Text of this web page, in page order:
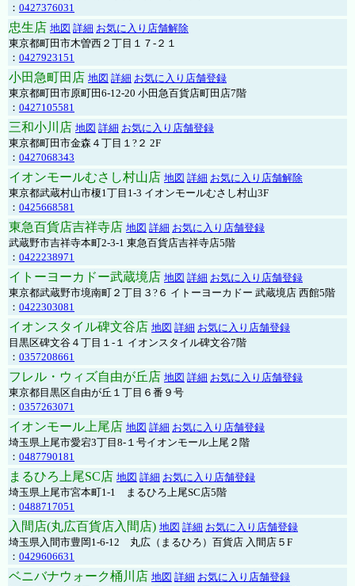
： 0427376031
忠生店 地図 詳細 お気に入り店舗解除
東京都町田市木曽西２丁目１７-２１
： 0427923151
小田急町田店 地図 詳細 お気に入り店舗登録
東京都町田市原町田6-12-20 小田急百貨店町田店7階
： 0427105581
三和小川店 地図 詳細 お気に入り店舗登録
東京都町田市金森４丁目１?２ 2F
： 0427068343
イオンモールむさし村山店 地図 詳細 お気に入り店舗解除
東京都武蔵村山市榎1丁目1-3 イオンモールむさし村山3F
： 0425668581
東急百貨店吉祥寺店 地図 詳細 お気に入り店舗登録
武蔵野市吉祥寺本町2-3-1 東急百貨店吉祥寺店5階
： 0422238971
イトーヨーカドー武蔵境店 地図 詳細 お気に入り店舗登録
東京都武蔵野市境南町２丁目３?６ イトーヨーカドー 武蔵境店 西館5階
： 0422303081
イオンスタイル碑文谷店 地図 詳細 お気に入り店舗登録
目黒区碑文谷４丁目１-１ イオンスタイル碑文谷7階
： 0357208661
フレル・ウィズ自由が丘店 地図 詳細 お気に入り店舗登録
東京都目黒区自由が丘１丁目６番９号
： 0357263071
イオンモール上尾店 地図 詳細 お気に入り店舗登録
埼玉県上尾市愛宕3丁目8-１号イオンモール上尾２階
： 0487790181
まるひろ上尾SC店 地図 詳細 お気に入り店舗登録
埼玉県上尾市宮本町1-1 まるひろ上尾SC店5階
： 0488717051
入間店(丸広百貨店入間店) 地図 詳細 お気に入り店舗登録
埼玉県入間市豊岡1-6-12 丸広（まるひろ）百貨店 入間店５F
： 0429606631
ベニバナウォーク桶川店 地図 詳細 お気に入り店舗登録